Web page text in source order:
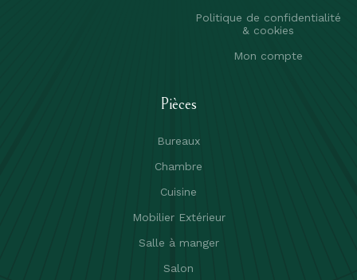
Politique de confidentialité
& cookies
Mon compte
Pièces
Bureaux
Chambre
Cuisine
Mobilier Extérieur
Salle à manger
Salon